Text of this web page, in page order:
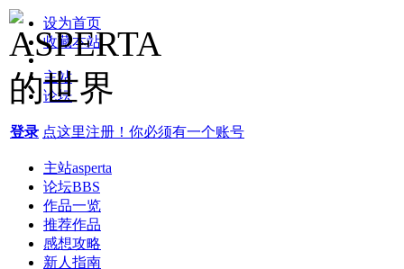
设为首页
收藏本站
主站
论坛
登录 点这里注册！你必须有一个账号
主站asperta
论坛BBS
作品一览
推荐作品
感想攻略
新人指南